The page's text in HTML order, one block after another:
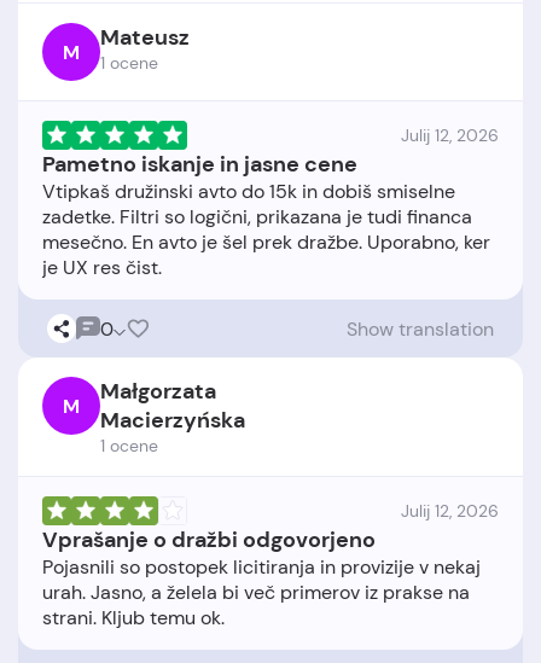
M Mateusz
1 ocene
Julij 12, 2026
Pametno iskanje in jasne cene
Vtipkaš družinski avto do 15k in dobiš smiselne
zadetke. Filtri so logični, prikazana je tudi financa
mesečno. En avto je šel prek dražbe. Uporabno, ker
0 Show translation
M
Małgorzata
Macierzyńska
1 ocene
Julij 12, 2026
Vprašanje o dražbi odgovorjeno
Pojasnili so postopek licitiranja in provizije v nekaj
urah. Jasno, a želela bi več primerov iz prakse na